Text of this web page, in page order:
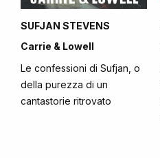
SUFJAN STEVENS
Carrie & Lowell
Le confessioni di Sufjan, o
della purezza di un
cantastorie ritrovato